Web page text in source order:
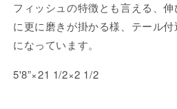
フィッシュの特徴とも言える、
に更に磨きが掛かる様、テール
になっています。
5'8”×21 1/2×2 1/2